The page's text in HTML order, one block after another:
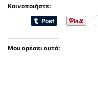
Κοινοποιήστε:
Μου αρέσει αυτό: